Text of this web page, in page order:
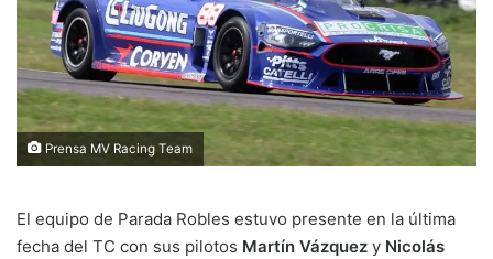
Prensa MV Racing Team
El equipo de Parada Robles estuvo presente en la última
fecha del TC con sus pilotos Martín Vázquez y Nicolás